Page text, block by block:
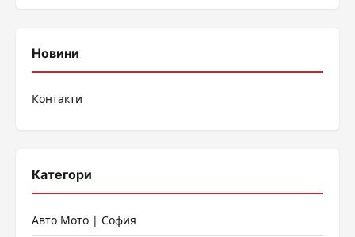
Новини
Контакти
Категори
Авто Мото | София